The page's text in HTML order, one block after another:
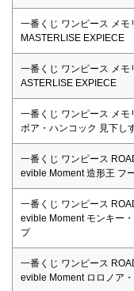
一番くじ ワンピース メ
MASTERLISE EXPIECE
一番くじ ワンピース メモ
ASTERLISE EXPIECE
一番くじ ワンピース メ
ボア・ハンコック 見下し
一番くじ ワンピース
evible Moment 造形王 フ
一番くじ ワンピース
evible Moment モンキー
プ
一番くじ ワンピース
evible Moment ロロノア